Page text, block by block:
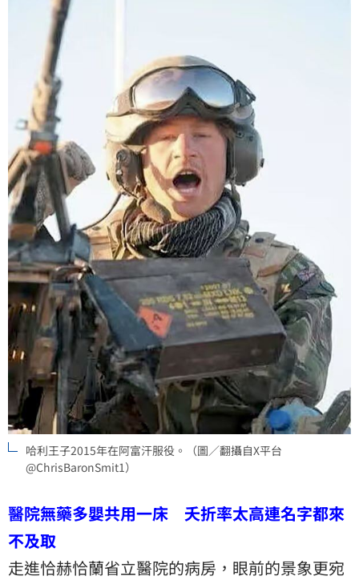
哈利王子2015年在阿富汗服役。（圖／翻攝自X平台
@ChrisBaronSmit1）
醫院無藥多嬰共用一床 夭折率太高連名字都來
不及取
走進恰赫恰蘭省立醫院的病房，眼前的景象更宛